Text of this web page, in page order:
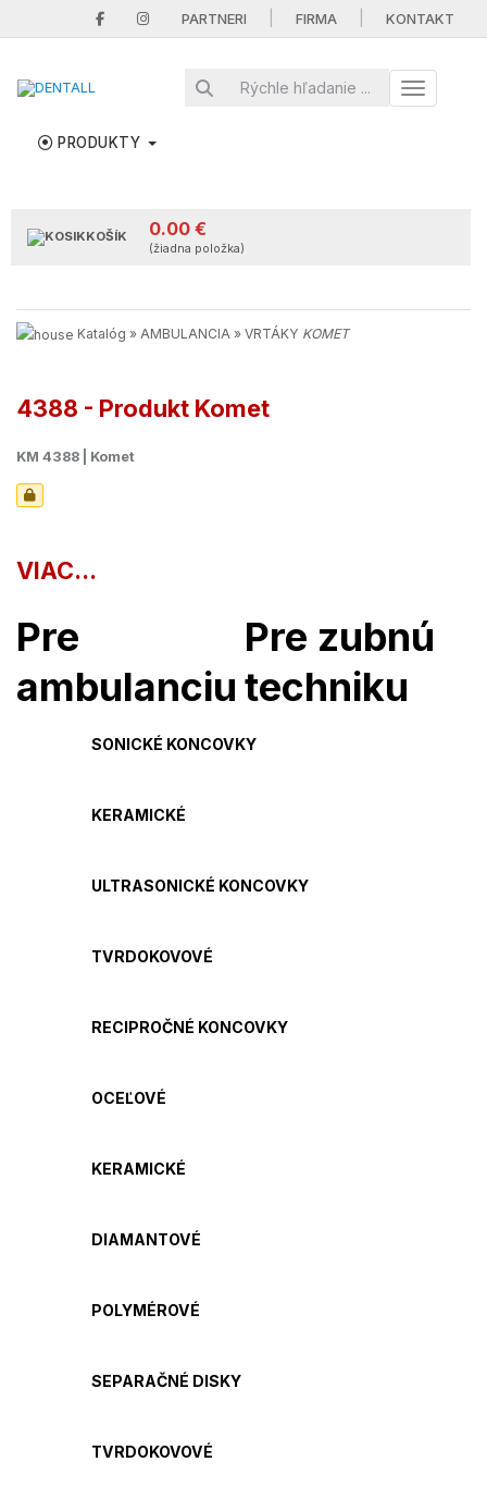
PARTNERI FIRMA KONTAKT
Toggle
PRODUKTY
KOŠÍK 0.00 €
(žiadna položka)
Katalóg » AMBULANCIA » VRTÁKY KOMET
4388 - Produkt Komet
KM 4388 | Komet
VIAC...
Pre
ambulanciu
Pre zubnú
techniku
SONICKÉ KONCOVKY
KERAMICKÉ
ULTRASONICKÉ KONCOVKY
TVRDOKOVOVÉ
RECIPROČNÉ KONCOVKY
OCEĽOVÉ
KERAMICKÉ
DIAMANTOVÉ
POLYMÉROVÉ
SEPARAČNÉ DISKY
TVRDOKOVOVÉ